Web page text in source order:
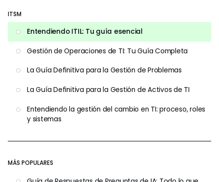
ITSM
Entendiendo ITIL: Tu guía esencial
Gestión de Operaciones de TI: Tu Guía Completa
La Guía Definitiva para la Gestión de Problemas
La Guía Definitiva para la Gestión de Activos de TI
Entendiendo la gestión del cambio en TI: proceso, roles
y sistemas
MÁS POPULARES